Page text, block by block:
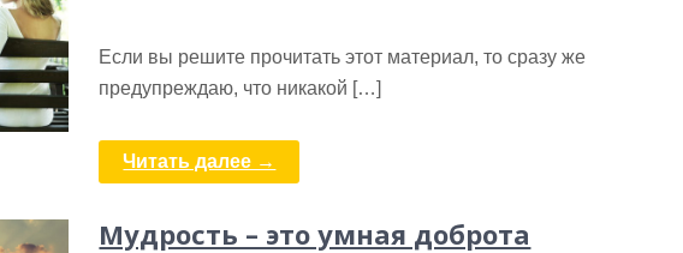
Если вы решите прочитать этот материал, то сразу же
предупреждаю, что никакой […]
Читать далее →
Мудрость – это умная доброта